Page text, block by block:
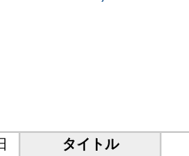
タイトル